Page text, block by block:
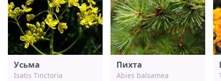
Усьма
Isatis Tinctoria
Пихта
Abies balsamea